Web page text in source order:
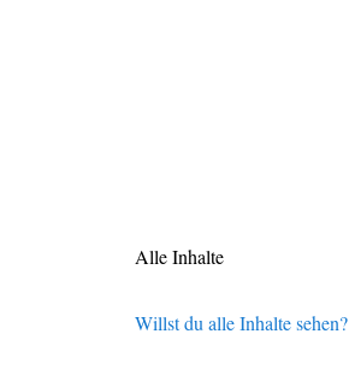
Alle Inhalte
Willst du alle Inhalte sehen?